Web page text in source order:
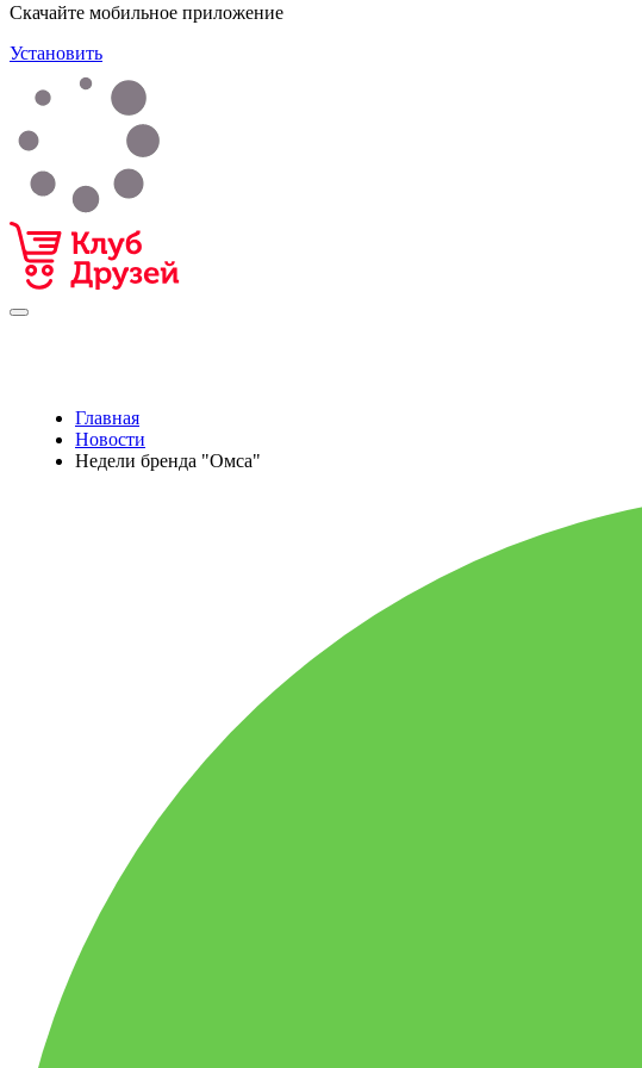
Скачайте мобильное приложение
Установить
Главная
Новости
Недели бренда "Омса"